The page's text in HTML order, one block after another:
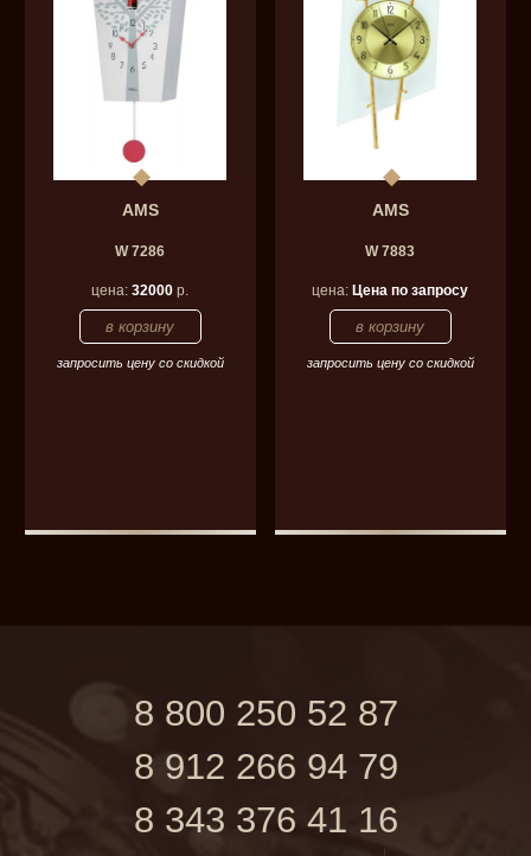
AMS
W 7286
цена:32000 р.
запросить цену со скидкой
AMS
W 7883
цена:Цена по запросу
запросить цену со скидкой
8 800 250 52 87
8 912 266 94 79
8 343 376 41 16